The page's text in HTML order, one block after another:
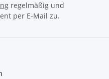
regelmäßig und
per E-Mail zu.